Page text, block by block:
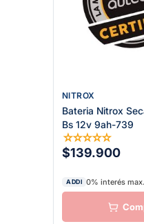
NITROX
Bateria Nitrox
Bs 12v 9ah-739
☆☆☆☆☆
$139.900
ADDI 0% interés